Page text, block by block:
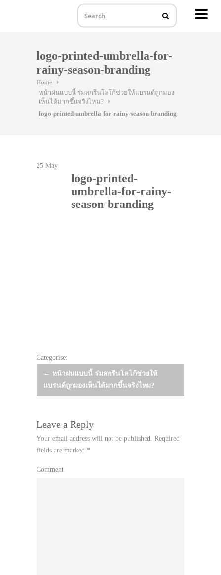
logo-printed-umbrella-for-
rainy-season-branding
Home
หน้าฝนแบบนี้ ร่มสกรีนโลโก้ช่วยให้แบรนด์ถูกมอง
เห็นได้มากขึ้นจริงไหม?
logo-printed-umbrella-for-rainy-season-branding
25 May
logo-printed-
umbrella-for-rainy-
season-branding
Categorise:
Post
navigation
← หน้าฝนแบบนี้ ร่มสกรีนโลโก้ช่วยให้
แบรนด์ถูกมองเห็นได้มากขึ้นจริงไหม?
Leave a Reply
Your email address will not be published. Required
fields are marked *
Comment